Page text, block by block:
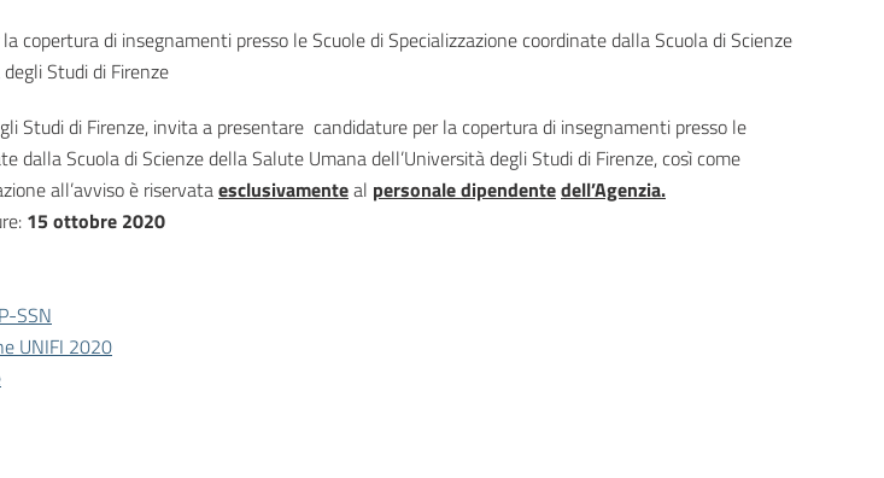
copertura di insegnamenti presso le Scuole di Specializzazione coordinate dalla Scuola di Scienze
Studi di Firenze
Studi di Firenze, invita a presentare candidature per la copertura di insegnamenti presso le
dalla Scuola di Scienze della Salute Umana dell’Università degli Studi di Firenze, così come
all’avviso è riservataesclusivamenteal personale dipendentedell’Agenzia.
15 ottobre 2020
SSN
UNIFI 2020